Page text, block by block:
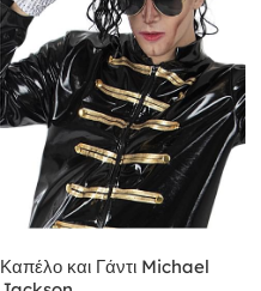
Καπέλο και Γάντι Michael